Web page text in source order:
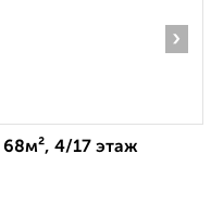
›
4/17 этаж